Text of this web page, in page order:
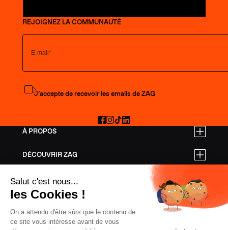
À PROPOS
DÉCOUVRIR ZAG
TARIFS PRO
SKIS FREERIDE
REJOIGNEZ LA COMMUNAUTÉ
S'abonner à la newsletter
J’accepte de recevoir les emails de ZAG
Facebook
Instagram
TikTokLinkedIn